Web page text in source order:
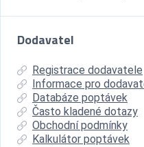
Dodavatel
Registrace dodavatele
Informace pro
Databáze poptávek
Často kladené dotazy
Obchodní podmínky
Kalkulátor poptávek